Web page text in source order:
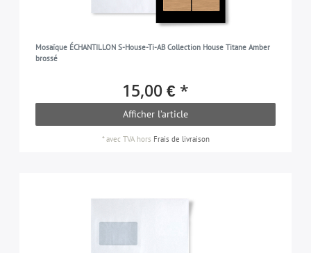
Mosaïque ÉCHANTILLON S-House-Ti-AB Collection House Titane Amber
brossé
15,00 € *
Afficher l’article
*avec TVAhors Frais de livraison